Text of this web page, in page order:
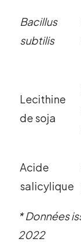
Bacillus
subtilis
Lecithine
de soja
Acide
salicylique
* Données
2022